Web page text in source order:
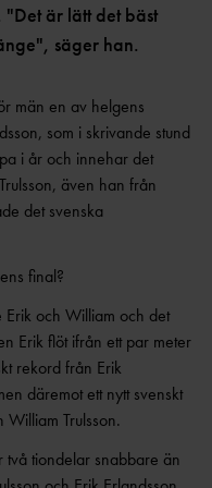
&
är lätt det bäst
säger han.
män en av helgens
som i skrivande stund
i år och innehar det
även han från
det svenska
final?
Erik och William och det
Erik flöt ifrån ett par meter
rekord från Erik
däremot ett nytt svenskt
Trulsson.
tiondelar snabbare än